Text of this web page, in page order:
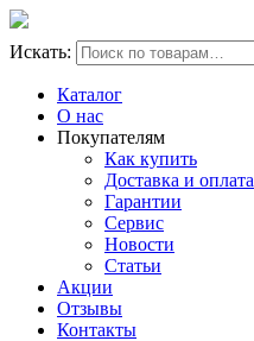
Искать:
Каталог
О нас
Покупателям
Как купить
Доставка и оплата
Гарантии
Сервис
Новости
Статьи
Акции
Отзывы
Контакты